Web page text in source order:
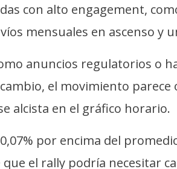
con alto engagement,
mensuales en ascenso
anuncios regulatorios o
el movimiento
alcista en el gráfico horario.
por encima del
el rally podría necesitar